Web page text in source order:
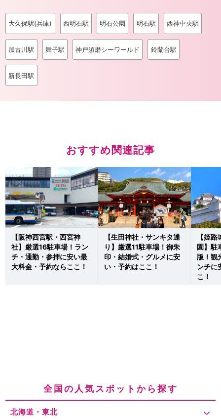
大久保駅(兵庫) 西明石駅 明石公園 明石駅 西神中央駅
加古川駅 舞子駅 神戸須磨シーワールド 鈴蘭台駅
新長田駅
おすすめ関連記事
【阪神西宮駅・西宮神
社】厳選16駐車場！ラン
チ・通勤・参拝に安い最
大料金・予約ならここ！
【生田神社・サンキタ通
り】厳選11駐車場！御朱
印・結婚式・グルメに安
い・予約はここ！
【姫
園】駐
版！観
ンチに
こ！
全国の人気スポットから探す
北海道・東北